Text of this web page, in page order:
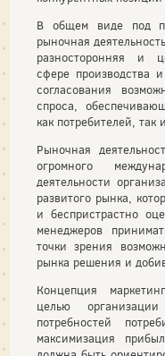
В общем виде под
рыночная
разносторонняя и
сфере производства
согласования
спроса,
как потребителей, так
Рыночная
огромного
деятельности
развитого рынка,
и беспристрастно
менеджеров
точки зрения
рынка решения и
Концепция
целью
потребностей
максимизация